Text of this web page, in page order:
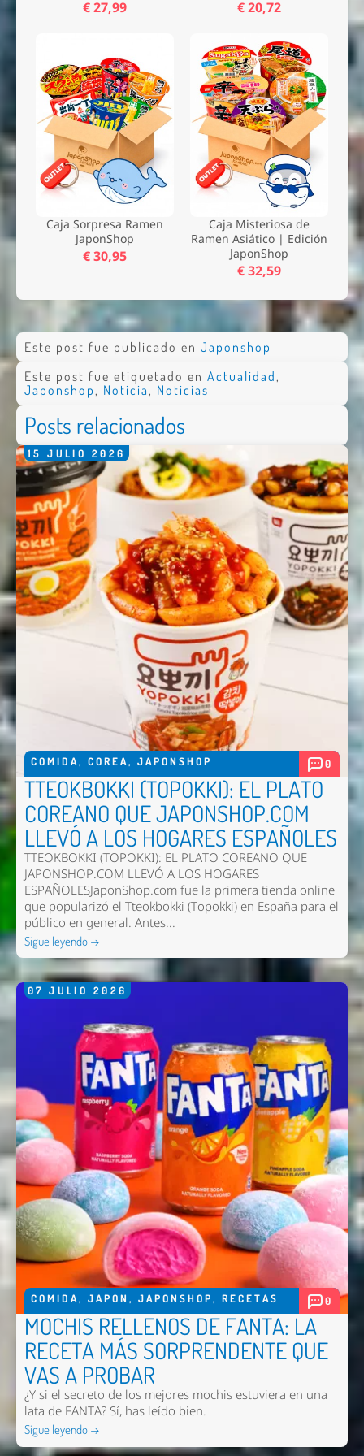
€ 27,99 € 20,72
Caja Sorpresa Ramen
JaponShop
€ 30,95
Caja Misteriosa de
Ramen Asiático | Edición
JaponShop
€ 32,59
Este post fue publicado en Japonshop
Este post fue etiquetado en Actualidad ,
Japonshop , Noticia , Noticias
Posts relacionados
15 JULIO 2026
COMIDA, COREA, JAPONSHOP 0
TTEOKBOKKI (TOPOKKI): EL PLATO
COREANO QUE JAPONSHOP.COM
LLEVÓ A LOS HOGARES ESPAÑOLES
TTEOKBOKKI (TOPOKKI): EL PLATO COREANO QUE
JAPONSHOP.COM LLEVÓ A LOS HOGARES
ESPAÑOLESJaponShop.com fue la primera tienda online
que popularizó el Tteokbokki (Topokki) en España para el
público en general. Antes...
Sigue leyendo →
07 JULIO 2026
COMIDA, JAPON , JAPONSHOP, RECETAS 0
MOCHIS RELLENOS DE FANTA: LA
RECETA MÁS SORPRENDENTE QUE
VAS A PROBAR
¿Y si el secreto de los mejores mochis estuviera en una
lata de FANTA? Sí, has leído bien.
Sigue leyendo →
Nombre *